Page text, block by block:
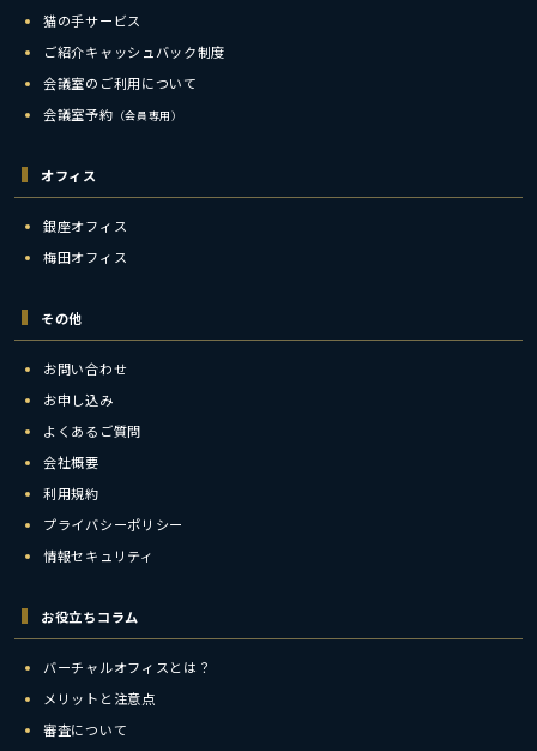
猫の手サービス
ご紹介キャッシュバック制度
会議室のご利用について
会議室予約 （会員専用）
オフィス
銀座オフィス
梅田オフィス
その他
お問い合わせ
お申し込み
よくあるご質問
会社概要
利用規約
プライバシーポリシー
情報セキュリティ
お役立ちコラム
バーチャルオフィスとは？
メリットと注意点
審査について